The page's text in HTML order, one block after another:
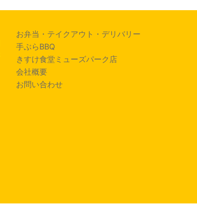
お弁当・テイクアウト・デリバリー
手ぶらBBQ
きすけ食堂ミューズパーク店
会社概要
お問い合わせ